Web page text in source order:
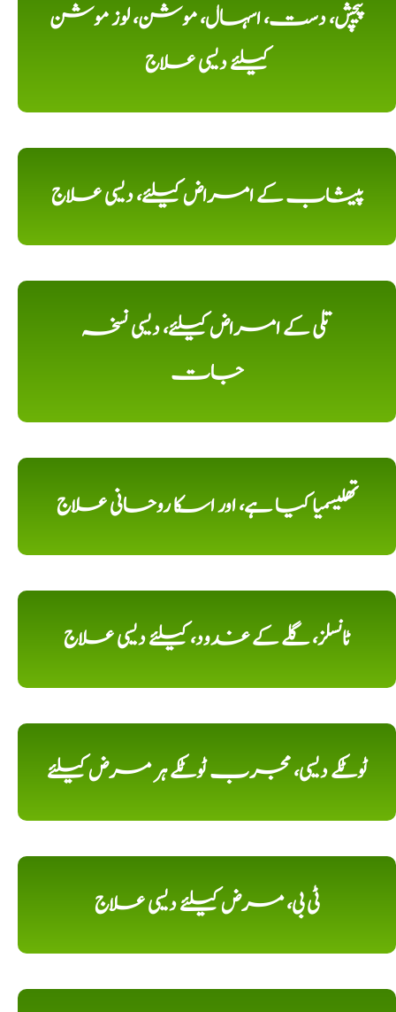
پیچش، دست، اسہال، موشن، لوز موشن
کیلئے دیسی علاج
پیشاب کے امراض کیلئے، دیسی علاج
تلی کے امراض کیلئے، دیسی نسخہ
جات
تھلیسمیا کیا ہے، اور اسکا روحانی علاج
ٹانسلز، گلے کے غدود، کیلئے دیسی علاج
ٹوٹکے دیسی، مجرب ٹوٹکے ہر مرض کیلئے
ٹی بی، مرض کیلئے دیسی علاج